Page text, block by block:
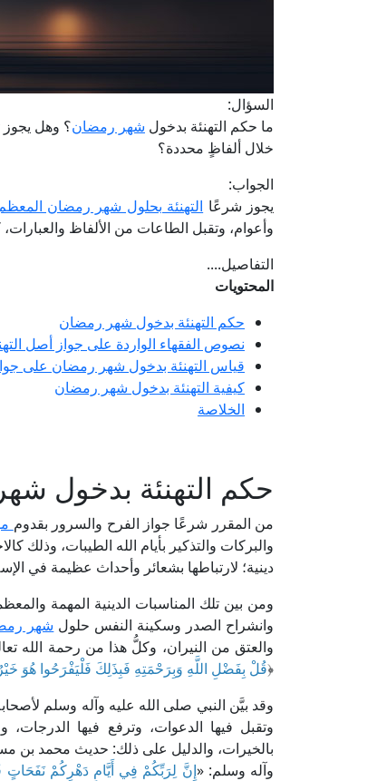
السؤال:
ما حكم التهنئة بدخول شهر رمضان؟ وهل يجوز
خلال ألفاظٍ محددة؟
الجواب:
يجوز شرعًا التهنئة بحلول شهر رمضان
وأعوام، وتقبل الطاعات من الألفاظ والعبارات،
التفاصيل....
المحتويات
حكم التهنئة بدخول شهر رمضان
نصوص الفقهاء الواردة على جواز أصل
قياس التهنئة بدخول شهر رمضان على جواز
كيفية التهنئة بدخول شهر رمضان
الخلاصة
حكم التهنئة بدخول
من المقرر شرعًا جواز الفرح والسرور بقدوم
والبركات والتذكير بأيام الله الطيبات، وذلك
دينية؛ لارتباطها بشعائر وأحداث عظيمة في
ومن بين تلك المناسبات الدينية المهمة
وانشراح الصدر وسكينة النفس حلول شهر
والعتق من النيران، وكلُّ هذا من رحمة الله
﴿قُلْ بِفَضْلِ اللَّهِ وَبِرَحْمَتِهِ فَبِذَلِكَ فَلْيَفْرَحُوا هُوَ
وقد بيَّن النبي صلى الله عليه وآله وسلم
وتقبل فيها الدعوات، وترفع فيها الدرجات،
بالخيرات، والدليل على ذلك: حديث محمد بن
وآله وسلم: «إِنَّ لِرَبِّكُمْ فِي أَيَّامِ دَهْرِكُمْ نَفَحَاتٍ